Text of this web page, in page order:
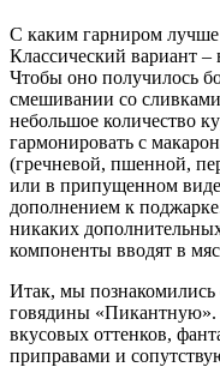
С каким гарниром лучше
Классический вариант
Чтобы оно получилось
смешивании со
небольшое количество
гармонировать с
(гречневой, пшенной,
или в припущенном
дополнением к
никаких
компоненты вводят в
Итак, мы познакомились
говядины «Пикантную».
вкусовых оттенков,
приправами и